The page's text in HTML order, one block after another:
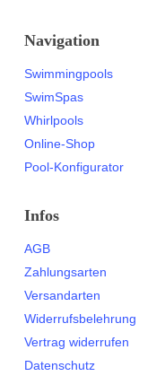
Navigation
Swimmingpools
SwimSpas
Whirlpools
Online-Shop
Pool-Konfigurator
Infos
AGB
Zahlungsarten
Versandarten
Widerrufsbelehrung
Vertrag widerrufen
Datenschutz